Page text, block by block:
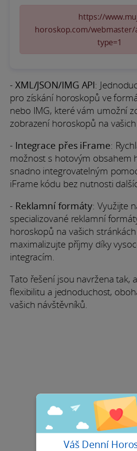
https://
horoskop.com/webmaster/
type=1
-XML/JSON/IMG API:
pro získání horoskopů ve
nebo IMG, které vám umožní
zobrazení horoskopů na
- Integrace přes iFrame:
možnost s hotovým obsahem
snadno integrovatelným
iFrame kódu bez nutnosti
- Reklamní formáty: Využijte
specializované reklamní
horoskopů na vašich
maximalizujte příjmy díky
integracím.
Tato řešení jsou navržena tak,
flexibilitu a jednoduchost,
vašich návštěvníků.
Váš Denní